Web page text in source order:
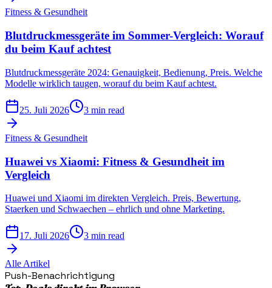
Fitness & Gesundheit
Blutdruckmessgeräte im Sommer-Vergleich: Worauf
du beim Kauf achtest
Blutdruckmessgeräte 2024: Genauigkeit, Bedienung, Preis. Welche
Modelle wirklich taugen, worauf du beim Kauf achtest.
25. Juli 2026 3 min read
Fitness & Gesundheit
Huawei vs Xiaomi: Fitness & Gesundheit im
Vergleich
Huawei und Xiaomi im direkten Vergleich. Preis, Bewertung,
Staerken und Schwaechen – ehrlich und ohne Marketing.
17. Juli 2026 3 min read
Alle Artikel
Push-Benachrichtigung